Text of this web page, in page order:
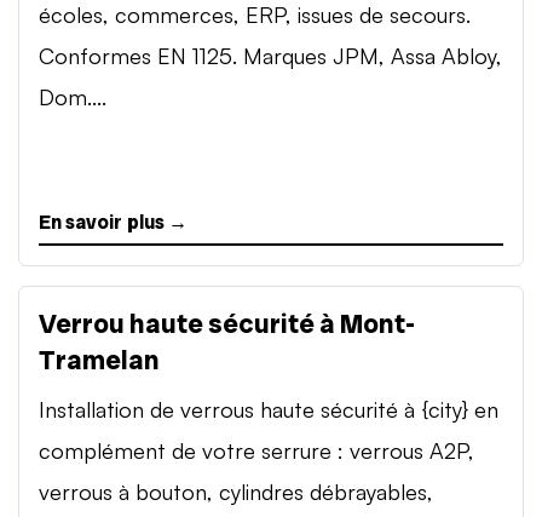
écoles, commerces, ERP, issues de secours.
Conformes EN 1125. Marques JPM, Assa Abloy,
Dom....
En savoir plus →
Verrou haute sécurité à Mont-
Tramelan
Installation de verrous haute sécurité à {city} en
complément de votre serrure : verrous A2P,
verrous à bouton, cylindres débrayables,